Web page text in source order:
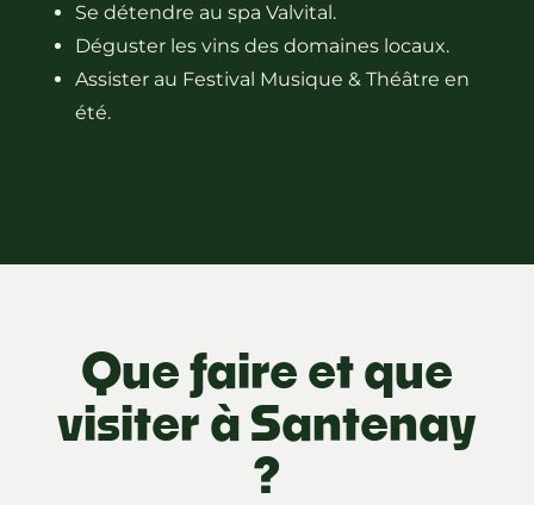
Se détendre au spa Valvital.
Déguster les vins des domaines locaux.
Assister au Festival Musique & Théâtre en
été.
Que faire et que
visiter à Santenay
?